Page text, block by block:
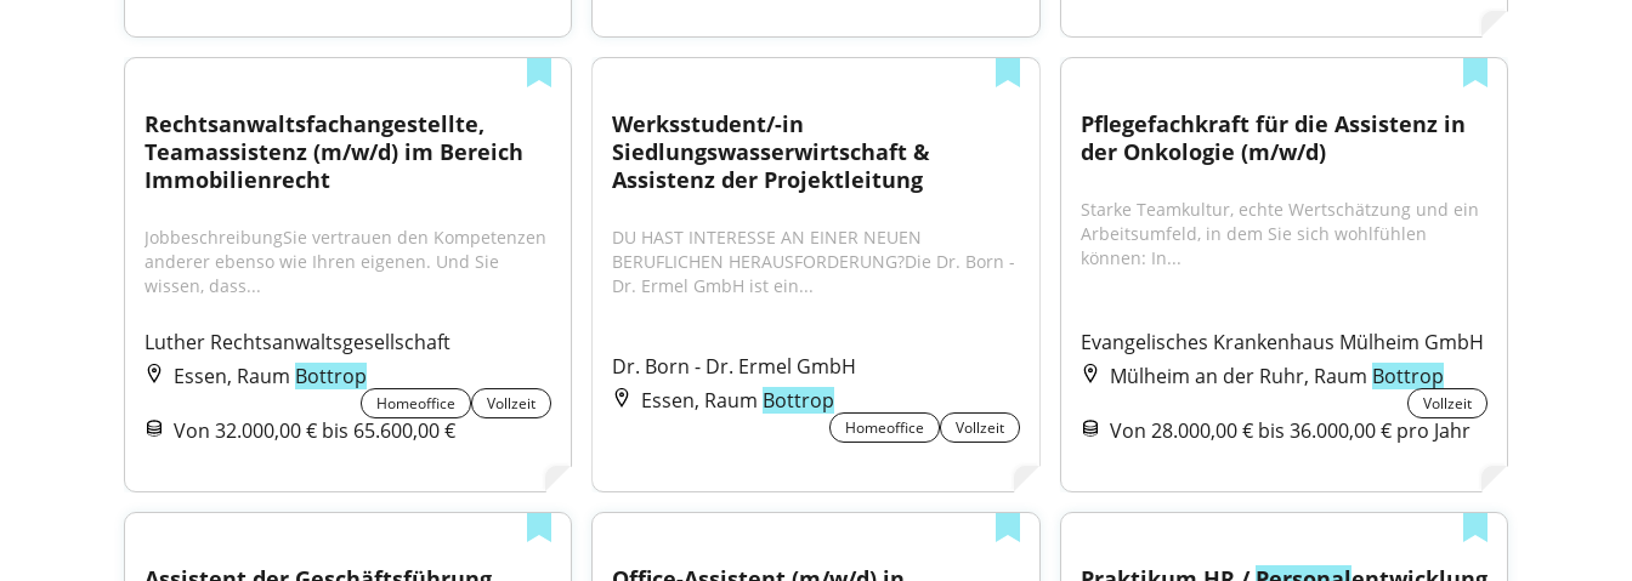
Rechtsanwaltsfachangestellte,
Teamassistenz (m/w/d) im Bereich
Immobilienrecht
JobbeschreibungSie vertrauen den Kompetenzen
anderer ebenso wie Ihren eigenen. Und Sie
wissen, dass...
Luther Rechtsanwaltsgesellschaft
Essen, Raum Bottrop
Homeoffice Vollzeit
Von 32.000,00 € bis 65.600,00 €
Werksstudent/-in
Siedlungswasserwirtschaft &
Assistenz der Projektleitung
DU HAST INTERESSE AN EINER NEUEN
BERUFLICHEN HERAUSFORDERUNG?Die Dr. Born -
Dr. Ermel GmbH ist ein...
Dr. Born - Dr. Ermel GmbH
Essen, Raum Bottrop
Homeoffice Vollzeit
Pflegefachkraft für die Assistenz in
der Onkologie (m/w/d)
Starke Teamkultur, echte Wertschätzung und ein
Arbeitsumfeld, in dem Sie sich wohlfühlen
können: In...
Evangelisches Krankenhaus Mülheim GmbH
Mülheim an der Ruhr, Raum Bottrop
Vollzeit
Von 28.000,00 € bis 36.000,00 € pro Jahr